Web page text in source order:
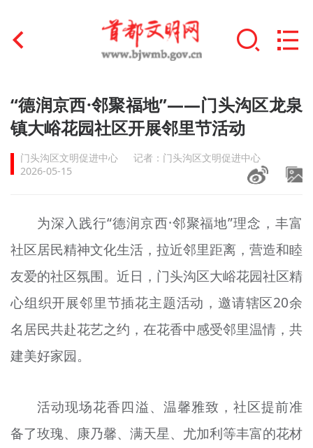
首页
文明创建
文明实践
未成年人思想道德建设
榜样人物
+
身边好人
文明评论
北京宣传文化引导基金
宣传思想文化人才
专题
“德润京西·邻聚福地”——门头沟区龙泉
镇大峪花园社区开展邻里节活动
门头沟区文明促进中心
记者：门头沟区文明促进中心
2026-05-15
为深入践行“德润京西·邻聚福地”理念，丰富
社区居民精神文化生活，拉近邻里距离，营造和睦
友爱的社区氛围。近日，门头沟区大峪花园社区精
心组织开展邻里节插花主题活动，邀请辖区20余
名居民共赴花艺之约，在花香中感受邻里温情，共
建美好家园。
活动现场花香四溢、温馨雅致，社区提前准
备了玫瑰、康乃馨、满天星、尤加利等丰富的花材